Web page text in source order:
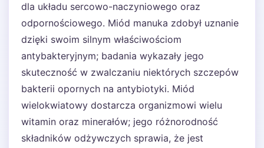
dla układu sercowo-naczyniowego oraz
odpornościowego. Miód manuka zdobył uznanie
dzięki swoim silnym właściwościom
antybakteryjnym; badania wykazały jego
skuteczność w zwalczaniu niektórych szczepów
bakterii opornych na antybiotyki. Miód
wielokwiatowy dostarcza organizmowi wielu
witamin oraz minerałów; jego różnorodność
składników odżywczych sprawia, że jest